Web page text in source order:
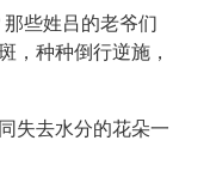
些姓吕的老爷们
，种种倒行逆施，
失去水分的花朵一